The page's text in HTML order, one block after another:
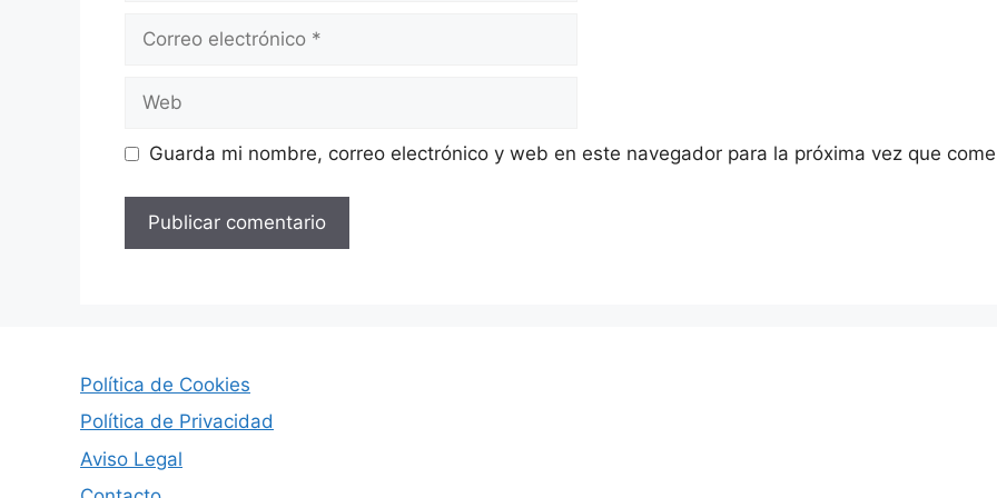
Correo
Web
Guarda mi nombre, correo electrónico y web en este navegador para la próxima vez que
Política de Cookies
Política de Privacidad
Aviso Legal